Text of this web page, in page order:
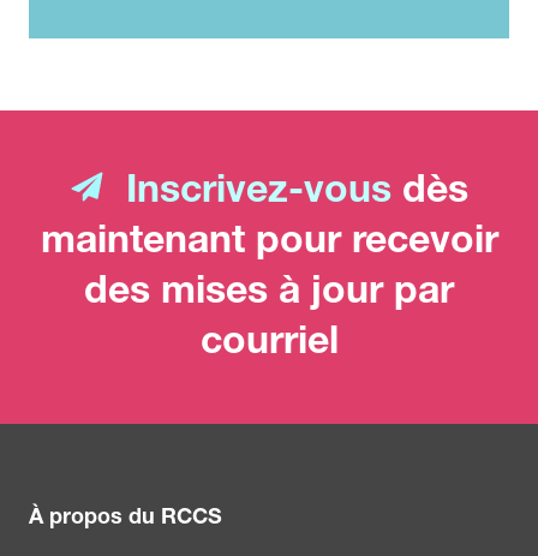
Inscrivez-vous dès
maintenant pour recevoir
des mises à jour par
courriel
À propos du RCCS